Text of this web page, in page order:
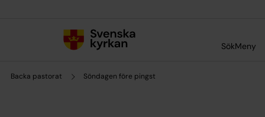
SökMeny
Backa pastorat Söndagen före pingst